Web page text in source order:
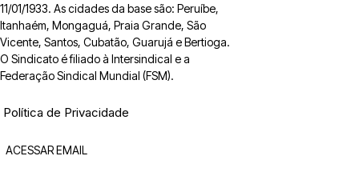
11/01/1933. As cidades da base são: Peruíbe,
Itanhaém, Mongaguá, Praia Grande, São
Vicente, Santos, Cubatão, Guarujá e Bertioga.
O Sindicato é filiado à Intersindical e a
Federação Sindical Mundial (FSM).
Política de Privacidade
ACESSAR EMAIL